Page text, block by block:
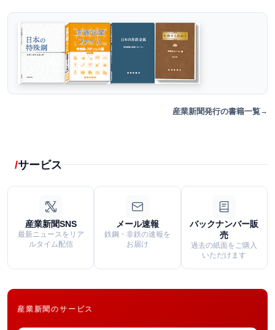
産業新聞発行の書籍一覧
サービス
産業新聞SNS
最新ニュースをリア
ルタイム配信
メール速報
鉄鋼・非鉄の速報を
お届け
バックナンバー販
売
過去の紙面をご購入
いただけます
産業新聞のサービス